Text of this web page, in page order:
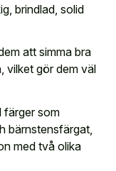
brindlad, solid
att simma bra
vilket gör dem väl
färger som
bärnstensfärgat,
med två olika